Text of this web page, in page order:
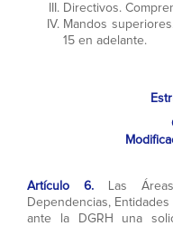
Directivos.
Mandos
15 en adelante.
Artículo 6. Las
Dependencias,
ante la DGRH una